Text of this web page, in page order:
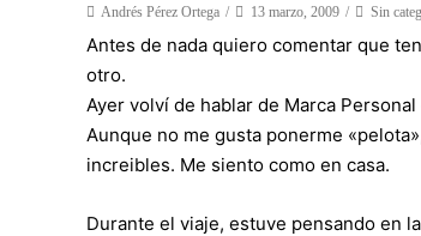
Andrés Pérez Ortega 13 marzo, 2009 Sin
Antes de nada quiero comentar que
otro.
Ayer volví de hablar de Marca
Aunque no me gusta ponerme
increibles. Me siento como en casa.
Durante el viaje, estuve pensando en